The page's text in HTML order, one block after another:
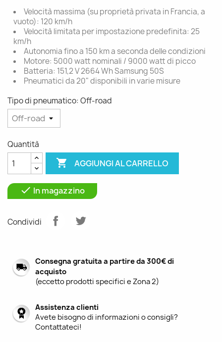
Velocità massima (su proprietà privata in Francia, a
vuoto): 120 km/h
Velocità limitata per impostazione predefinita: 25
km/h
Autonomia fino a 150 km a seconda delle condizioni
Motore: 5000 watt nominali / 9000 watt di picco
Batteria: 151,2 V 2664 Wh Samsung 50S
Pneumatici da 20" disponibili in varie misure
Tipo di pneumatico: Off-road
Quantità
 AGGIUNGI AL CARRELLO
 In magazzino
Condividi
Consegna gratuita a partire da 300€ di
acquisto
(eccetto prodotti specifici e Zona 2)
Assistenza clienti
Avete bisogno di informazioni o consigli?
Contattateci!